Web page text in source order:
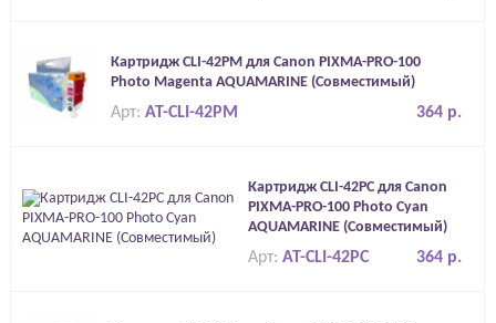
Картридж CLI-42PM для Canon PIXMA-PRO-100
Photo Magenta AQUAMARINE (Совместимый)
364 р.
Арт: AT-CLI-42PM
Картридж CLI-42PC для Canon
PIXMA-PRO-100 Photo Cyan
AQUAMARINE (Совместимый)
364 р.
Арт: AT-CLI-42PC